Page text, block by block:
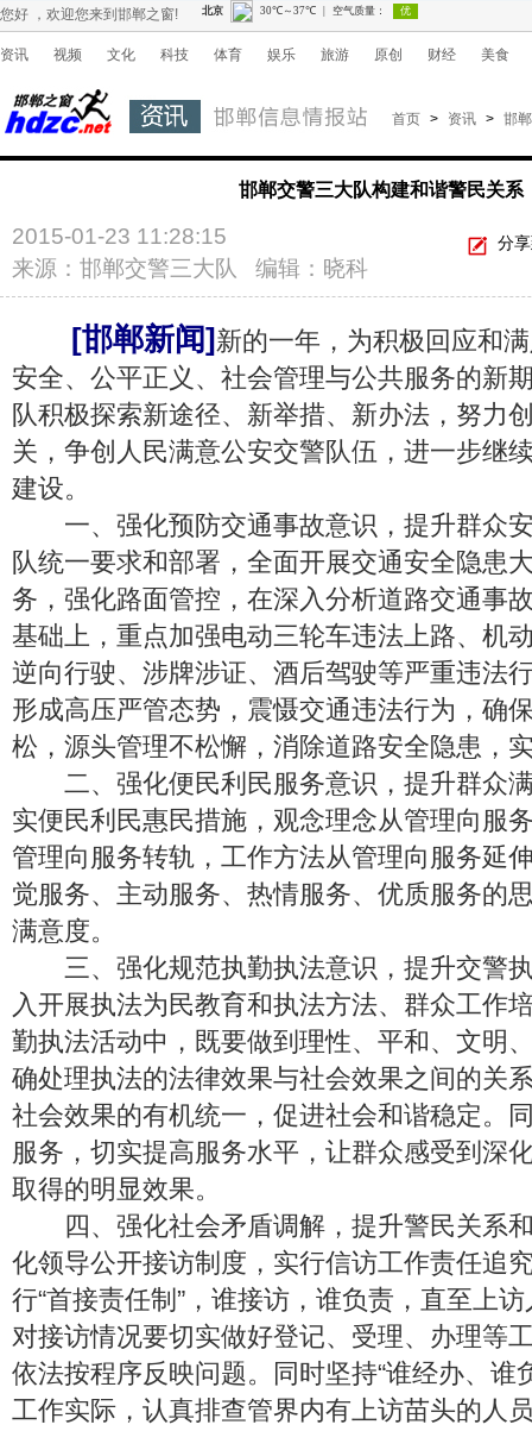
您好 ，欢迎您来到邯郸之窗!
资讯 视频 文化 科技 体育 娱乐 旅游 原创 财经 美食
首页 > 资讯 > 邯郸
邯郸交警三大队构建和谐警民关系
分
2015-01-23 11:28:15
来源：邯郸交警三大队 编辑：晓科
[邯郸新闻] 新的一年，为积极回应和
安全、公平正义、社会管理与公共服务的新
队积极探索新途径、新举措、新办法，努力
关，争创人民满意公安交警队伍，进一步继
建设。
一、强化预防交通事故意识，提升群众
队统一要求和部署，全面开展交通安全隐患
务，强化路面管控，在深入分析道路交通事
基础上，重点加强电动三轮车违法上路、机
逆向行驶、涉牌涉证、酒后驾驶等严重违法
形成高压严管态势，震慑交通违法行为，确
松，源头管理不松懈，消除道路安全隐患，
二、强化便民利民服务意识，提升群众
实便民利民惠民措施，观念理念从管理向服
管理向服务转轨，工作方法从管理向服务延
觉服务、主动服务、热情服务、优质服务的
满意度。
三、强化规范执勤执法意识，提升交警
入开展执法为民教育和执法方法、群众工作
勤执法活动中，既要做到理性、平和、文明
确处理执法的法律效果与社会效果之间的关
社会效果的有机统一，促进社会和谐稳定。
服务，切实提高服务水平，让群众感受到深
取得的明显效果。
四、强化社会矛盾调解，提升警民关系
化领导公开接访制度，实行信访工作责任追
行“首接责任制”，谁接访，谁负责，直至上
对接访情况要切实做好登记、受理、办理等
依法按程序反映问题。同时坚持“谁经办、谁
工作实际，认真排查管界内有上访苗头的人